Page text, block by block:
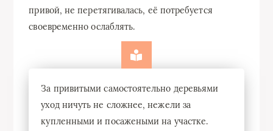
привой, не перетягивалась, её потребуется
своевременно ослаблять.
За привитыми самостоятельно деревьями
уход ничуть не сложнее, нежели за
купленными и посажеными на участке.